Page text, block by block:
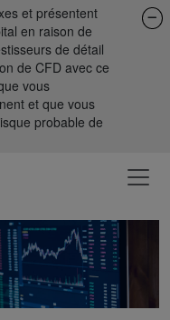
et présentent
en raison de
de détail
de CFD avec ce
vous
et que vous
probable de